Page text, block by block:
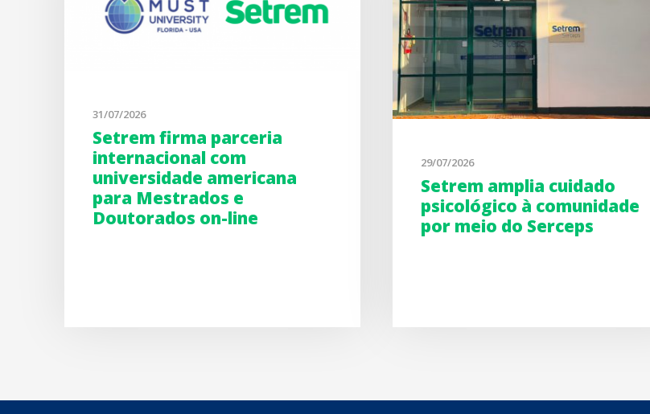
31/07/2026
Setrem firma parceria
internacional com
universidade americana
para Mestrados e
Doutorados on-line
29/07/2026
Setrem amplia cuidado
psicológico à comunidade
por meio do Serceps